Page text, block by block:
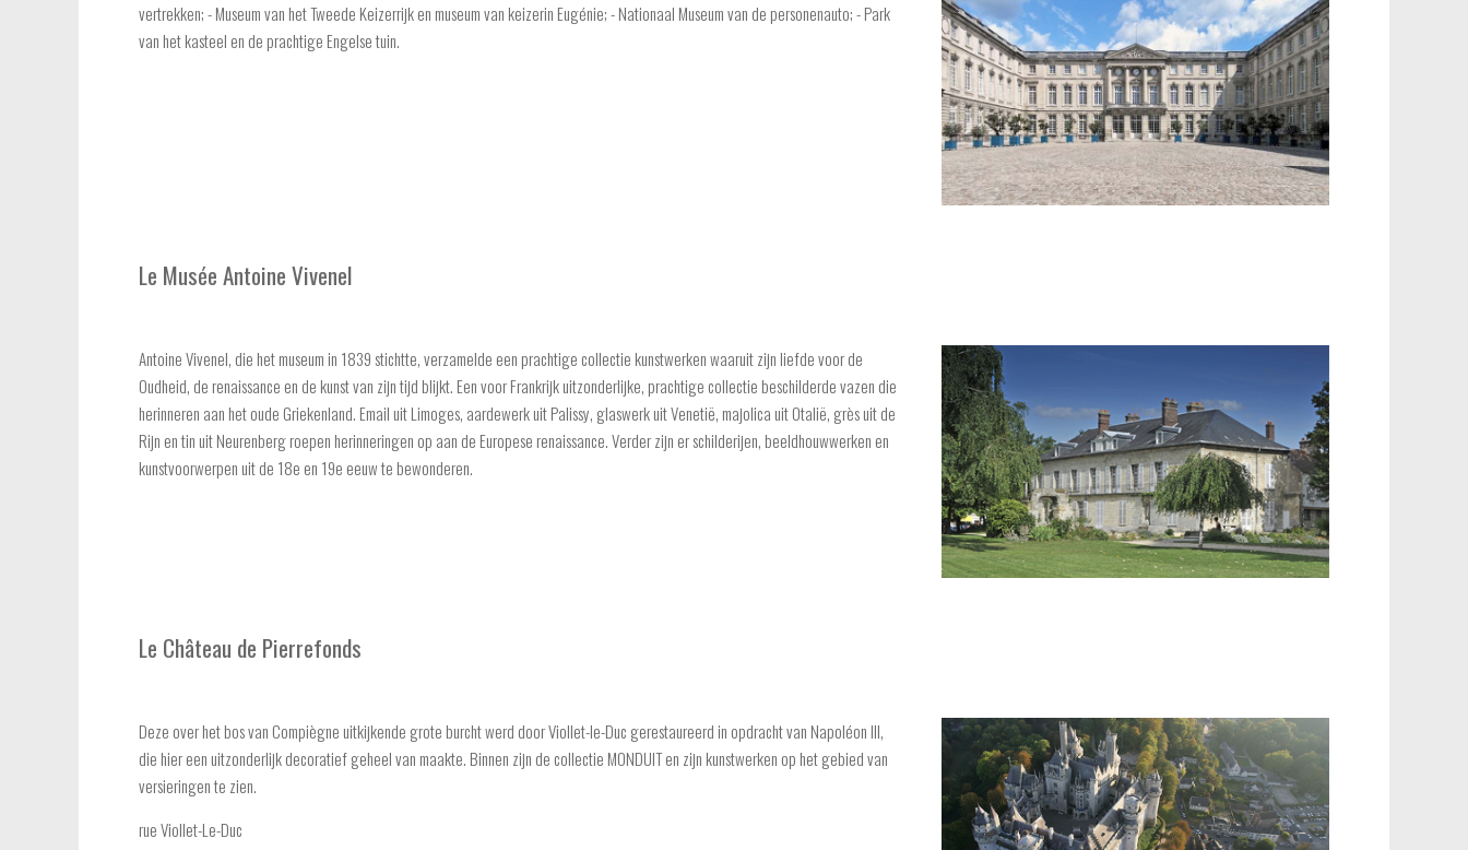
vertrekken; - Museum van het Tweede Keizerrijk en museum van keizerin Eugénie; - Nationaal Museum van de personenauto; - Park
van het kasteel en de prachtige Engelse tuin.
Le Musée Antoine Vivenel
Antoine Vivenel, die het museum in 1839 stichtte, verzamelde een prachtige collectie kunstwerken waaruit zijn liefde voor de
Oudheid, de renaissance en de kunst van zijn tijd blijkt. Een voor Frankrijk uitzonderlijke, prachtige collectie beschilderde vazen die
herinneren aan het oude Griekenland. Email uit Limoges, aardewerk uit Palissy, glaswerk uit Venetië, majolica uit Otalië, grès uit de
Rijn en tin uit Neurenberg roepen herinneringen op aan de Europese renaissance. Verder zijn er schilderijen, beeldhouwwerken en
kunstvoorwerpen uit de 18e en 19e eeuw te bewonderen.
Le Château de Pierrefonds
Deze over het bos van Compiègne uitkijkende grote burcht werd door Viollet-le-Duc gerestaureerd in opdracht van Napoléon III,
die hier een uitzonderlijk decoratief geheel van maakte. Binnen zijn de collectie MONDUIT en zijn kunstwerken op het gebied van
versieringen te zien.
rue Viollet-Le-Duc